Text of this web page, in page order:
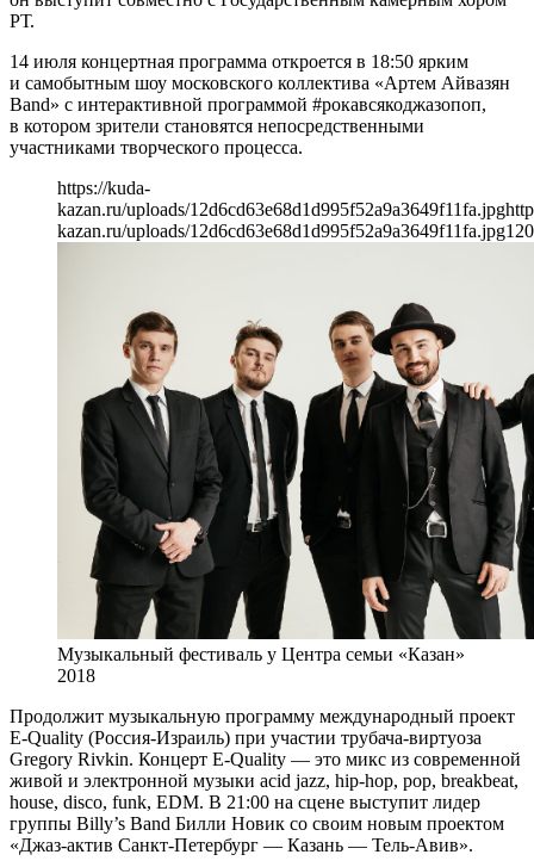
РТ.
14 июля концертная программа откроется в 18:50 ярким
и самобытным шоу московского коллектива «Артем Айвазян
Band» с интерактивной программой #рокавсякоджазопоп,
в котором зрители становятся непосредственными
участниками творческого процесса.
https://kuda-
kazan.ru/uploads/12d6cd63e68d1d995f52a9a3649f11fa.jpg
kazan.ru/uploads/12d6cd63e68d1d995f52a9a3649f11fa.jpg
Музыкальный фестиваль у Центра семьи «Казан»
2018
Продолжит музыкальную программу международный проект
E-Quality (Россия-Израиль) при участии трубача-виртуоза
Gregory Rivkin. Концерт E-Quality — это микс из современной
живой и электронной музыки acid jazz, hip-hop, pop, breakbeat,
house, disco, funk, EDM. В 21:00 на сцене выступит лидер
группы Billy’s Band Билли Новик со своим новым проектом
«Джаз-актив Санкт-Петербург — Казань — Тель-Авив».